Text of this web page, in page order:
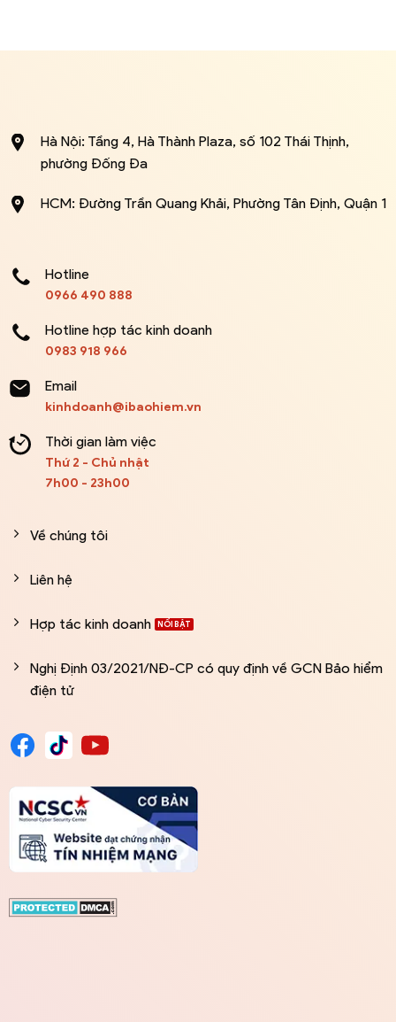
Hà Nội: Tầng 4, Hà Thành Plaza, số 102 Thái Thịnh,
phường Đống Đa
HCM: Đường Trần Quang Khải, Phường Tân Định, Quận 1
Hotline
0966 490 888
Hotline hợp tác kinh doanh
0983 918 966
Email
kinhdoanh@ibaohiem.vn
Thời gian làm việc
Thứ 2 - Chủ nhật
7h00 - 23h00
Về chúng tôi
Liên hệ
Hợp tác kinh doanh
Nghị Định 03/2021/NĐ-CP có quy định về GCN Bảo hiểm
điện tử